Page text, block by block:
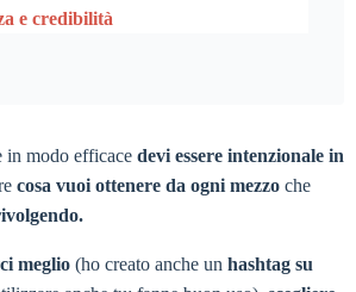
e credibilità
in modo efficace devi essere intenzionale in
cosa vuoi ottenere da ogni mezzo che
meglio (ho creato anche un hashtag su